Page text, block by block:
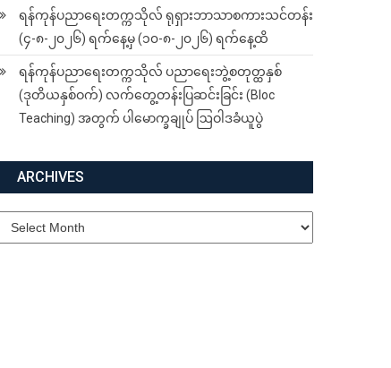
ရန်ကုန်ပညာရေးတက္ကသိုလ် ရုရှားဘာသာစကားသင်တန်း
(၄-၈-၂၀၂၆) ရက်နေ့မှ (၁၀-၈-၂၀၂၆) ရက်နေ့ထိ
ရန်ကုန်ပညာရေးတက္ကသိုလ် ပညာရေးဘွဲ့စတုတ္ထနှစ်
(ဒုတိယနှစ်ဝက်) လက်တွေ့တန်းပြဆင်းခြင်း (Bloc
Teaching) အတွက် ပါမောက္ခချုပ် ဩဝါဒခံယူပွဲ
ARCHIVES
Archives